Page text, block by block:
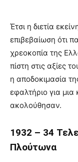
Έτσι η διετία
επιβεβαίωση ότι
χρεοκοπία της
πίστη στις αξίες
η αποδοκιμασία
εφαλτήριο για μια
ακολούθησαν.
1932 – 34
Πλούτωνα